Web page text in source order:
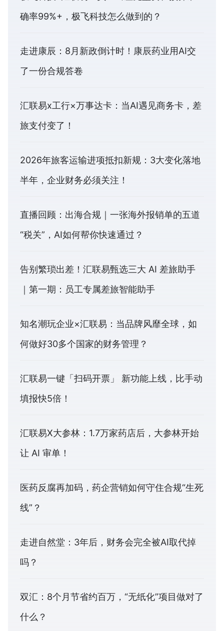
确率99%+，极飞科技怎么做到的？
走进康辰：8月新政倒计时！康辰药业用AI交
了一份合规答卷
汇联易x工行×万事达卡：当AI遇见商务卡，差
旅支付变了！
2026年旅客运输进项抵扣新规：3大变化落地
半年，企业财务必须关注！
直播回顾：出海合规｜一张海外报销单的五道
“税关”，AI如何帮你快速通过？
告别繁琐出差！汇联易甄选三大 AI 差旅助手
｜第一期：员工专属差旅智能助手
知名潮玩企业×汇联易：当品牌风靡全球，如
何做好30多个国家的财务管理？
汇联易一键「扫码开票」 新功能上线，比手动
填报快5倍！
汇联易X大参林：1.7万家药店后，大参林开始
让 AI 审单！
医药反腐再加码，药企营销如何守住合规“生死
线”？
走进自然堂：3年后，财务会完全被AI取代掉
吗？
双汇：8个月节省约百万，“无纸化”项目做对了
什么？